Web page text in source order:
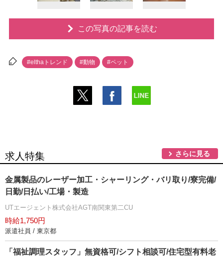
この写真の記事を読む
#elthaトレンド #動物 #ペット
求人特集 さらに見る
金属製品のレーザー加工・シャーリング・バリ取り/寮完備/
日勤/日払い/工場・製造
UTエージェント株式会社AGT南関東第二CU
時給1,750円
派遣社員 / 東京都
「福祉調理スタッフ」無資格可/シフト相談可/住宅型有料老